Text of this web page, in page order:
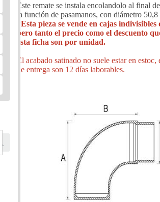
Este remate se instala encolandolo al final
la función de pasamanos, con diámetro 50,8
Esta pieza se vende en cajas indivisibles
pero tanto el precio como el descuento
esta ficha son por unidad.
El acabado satinado no suele estar en
de entrega son 12 días laborables.